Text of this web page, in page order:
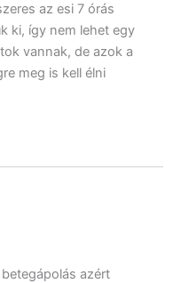
az esi 7 órás
ki, így nem lehet egy
vannak, de azok a
meg is kell élni
azért